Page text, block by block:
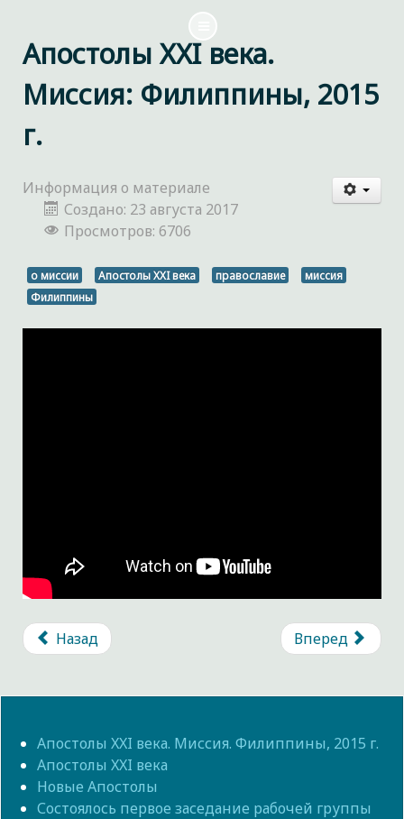
Апостолы XXI века.
Миссия: Филиппины, 2015
г.
Информация о материале
Создано: 23 августа 2017
Просмотров: 6706
о миссии Апостолы XXI века православие
миссия
Филиппины
Назад Вперед
Апостолы XXI века. Миссия. Филиппины, 2015 г.
Апостолы XXI века
Новые Апостолы
Состоялось первое заседание рабочей группы